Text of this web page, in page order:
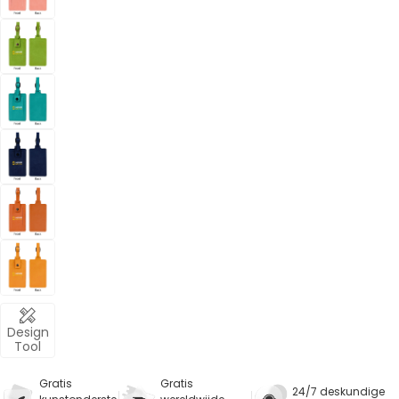
Design
Tool
Gratis
Gratis
24/7 deskundige